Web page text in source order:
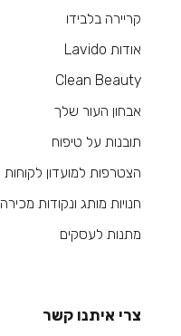
קריירה בלבידו
אודות Lavido
Clean Beauty
אבחון העור שלך
תובנות על טיפוח
הצטרפות למועדון לקוחות
חנויות מותג ונקודות מכירה
מתנות לעסקים
צרי איתנו קשר